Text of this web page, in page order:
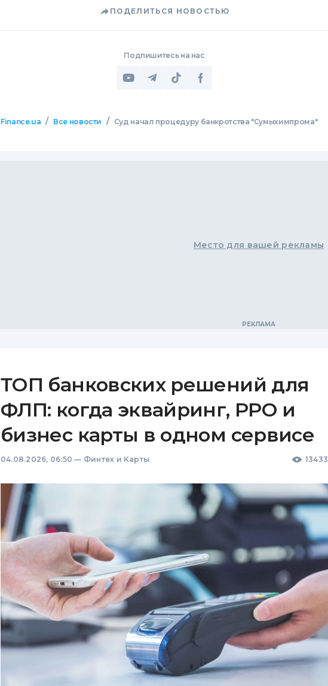
ПОДЕЛИТЬСЯ НОВОСТЬЮ
Подпишитесь на нас
Finance.ua / Все новости / Суд начал процедуру банкротства "Сумыхимпрома"
Место для вашей рекламы
ТОП банковских решений для
ФЛП: когда эквайринг, РРО и
бизнес карты в одном сервисе
04.08.2026, 06:50 — Финтех и Карты 13433